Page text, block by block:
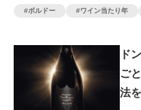
ボルドー ワイン当たり年
ド
ご
法